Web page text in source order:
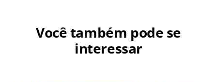
Você também pode se
interessar